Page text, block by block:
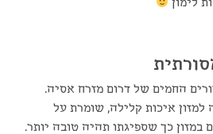
לימון
החמים של דרום מזרח אסיה.
למזון איכות קלילה, שומרת על
במזון כך שספיגתו תהיה טובה יותר.